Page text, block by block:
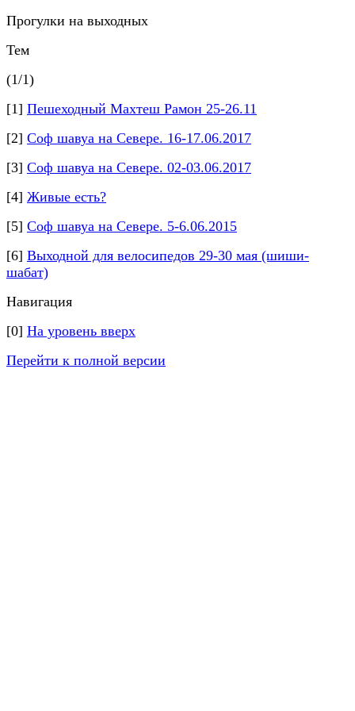
Прогулки на выходных
Тем
(1/1)
[1] Пешеходный Махтеш Рамон 25-26.11
[2] Соф шавуа на Севере. 16-17.06.2017
[3] Соф шавуа на Севере. 02-03.06.2017
[4] Живые есть?
[5] Соф шавуа на Севере. 5-6.06.2015
[6] Выходной для велосипедов 29-30 мая (шиши-
шабат)
Навигация
[0] На уровень вверх
Перейти к полной версии